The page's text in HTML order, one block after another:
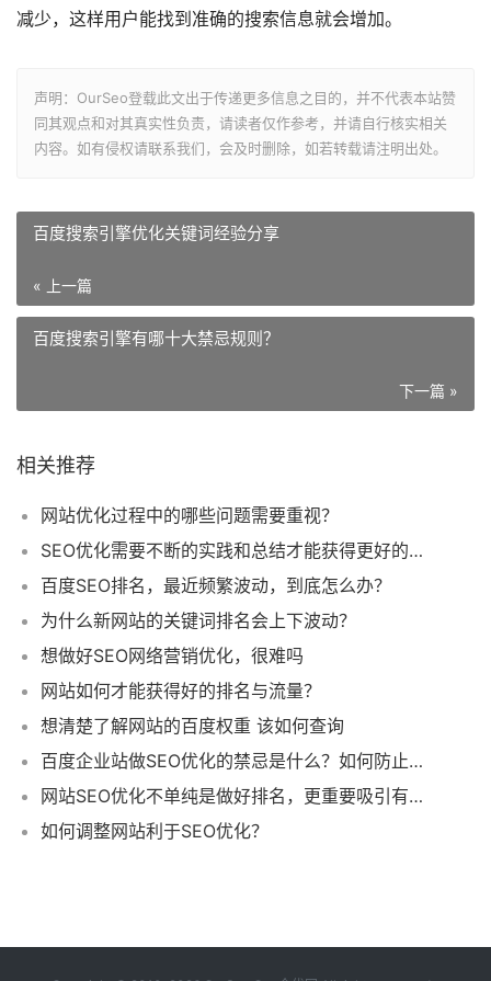
减少，这样用户能找到准确的搜索信息就会增加。
声明：OurSeo登载此文出于传递更多信息之目的，并不代表本站赞
同其观点和对其真实性负责，请读者仅作参考，并请自行核实相关
内容。如有侵权请联系我们，会及时删除，如若转载请注明出处。
百度搜索引擎优化关键词经验分享
« 上一篇
百度搜索引擎有哪十大禁忌规则？
下一篇 »
相关推荐
网站优化过程中的哪些问题需要重视？
SEO优化需要不断的实践和总结才能获得更好的结果
百度SEO排名，最近频繁波动，到底怎么办？
为什么新网站的关键词排名会上下波动？
想做好SEO网络营销优化，很难吗
网站如何才能获得好的排名与流量？
想清楚了解网站的百度权重 该如何查询
百度企业站做SEO优化的禁忌是什么？如何防止不利因素对SEO优化的影响
网站SEO优化不单纯是做好排名，更重要吸引有效流量
如何调整网站利于SEO优化？